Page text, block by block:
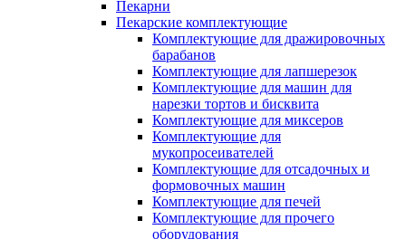
Пекарни
Пекарские комплектующие
Комплектующие для дражировочных
барабанов
Комплектующие для лапшерезок
Комплектующие для машин для
нарезки тортов и бисквита
Комплектующие для миксеров
Комплектующие для
мукопросеивателей
Комплектующие для отсадочных и
формовочных машин
Комплектующие для печей
Комплектующие для прочего
оборудования